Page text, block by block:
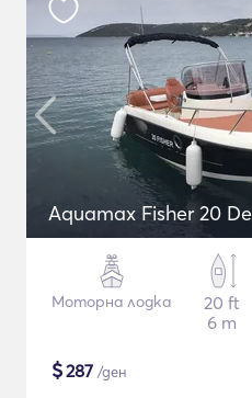
Aquamax Fisher 20
Моторна лодка
20 ft
6 m
$287 /ден